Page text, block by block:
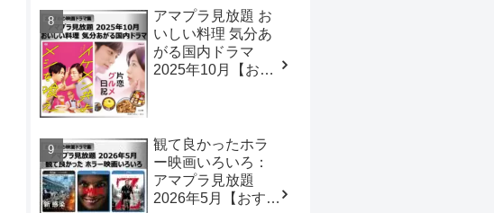
アマプラ見放題 お
いしい料理 気分あ
がる国内ドラマ
2025年10月【おす
観て良かったホラ
ー映画いろいろ：
アマプラ見放題
2026年5月【おすす